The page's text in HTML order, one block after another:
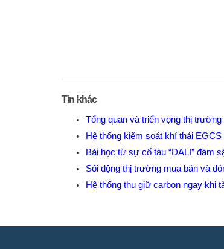
Tin khác
Tổng quan và triển vọng thị
Hệ thống kiểm soát khí thải
Bài học từ sự cố tàu “DALI” đâm
Sôi động thị trường mua bán và
Hệ thống thu giữ carbon ngay khi